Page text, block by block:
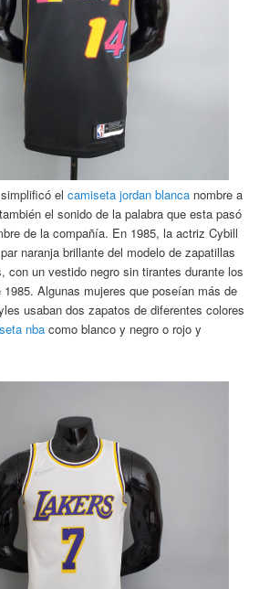
simplificó elcamiseta jordan blanca nombre a
el sonido de la palabra que esta pasó
de la compañía. En 1985, la actriz Cybill
naranja brillante del modelo de zapatillas
con un vestido negro sin tirantes durante los
Algunas mujeres que poseían más de
usaban dos zapatos de diferentes colores
nba como blanco y negro o rojo y